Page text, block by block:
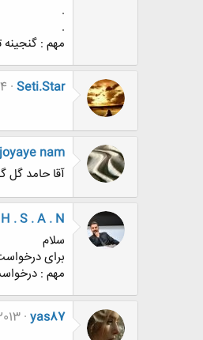
.
.
مهم : گنجینه
Seti.Star
joyaye nam
آقا حامد گل
. S . A . N
سلام
برای
مهم :
yas87